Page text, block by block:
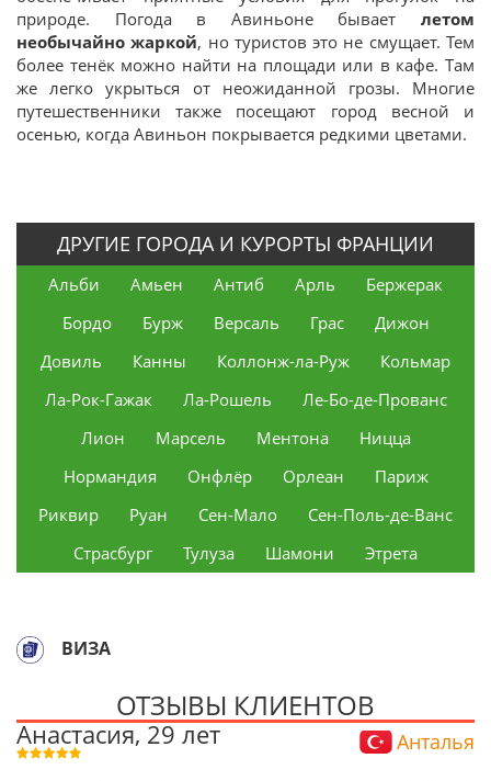
природе. Погода в Авиньоне бывает летом
необычайно жаркой, но туристов это не смущает. Тем
более тенёк можно найти на площади или в кафе. Там
же легко укрыться от неожиданной грозы. Многие
путешественники также посещают город весной и
осенью, когда Авиньон покрывается редкими цветами.
ДРУГИЕ ГОРОДА И КУРОРТЫ ФРАНЦИИ
Альби Амьен Антиб Арль
Бержерак
Бордо
Бурж Версаль Грас
Дижон
Довиль
Канны Коллонж-ла-Руж
Кольмар
Ла-Рок-Гажак
Ла-Рошель
Ле-Бо-де-Прованс
Лион
Марсель Ментона
Ницца
Нормандия
Онфлёр Орлеан
Париж
Риквир
Руан Сен-Мало
Сен-Поль-де-Ванс
Страсбург
Тулуза Шамони Этрета
ВИЗА
ОТЗЫВЫ КЛИЕНТОВ
Анастасия, 29 лет Анталья